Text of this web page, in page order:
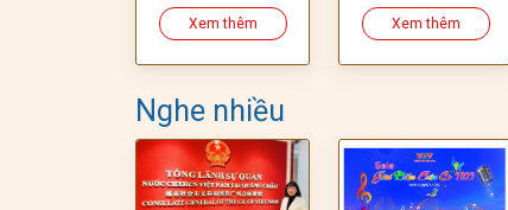
Xem thêm Xem thêm
Nghe nhiều